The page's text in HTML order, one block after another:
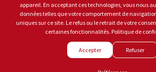
© 2026Sports aux Puces Rive-Sud.Tous
Politique de confidentialité
Gestion des témoins
Créé parLEADHOUSE
appareil. En acceptant ces technologies, vous nous
données telles que votre comportement de
uniques sur ce site. Le refus ou le retrait de votre
certaines fonctionnalités. Politique de
Accepter Refuser